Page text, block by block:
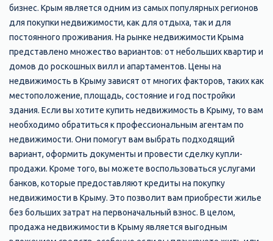
бизнес. Крым является одним из самых популярных регионов
для покупки недвижимости, как для отдыха, так и для
постоянного проживания. На рынке недвижимости Крыма
представлено множество вариантов: от небольших квартир и
домов до роскошных вилл и апартаментов. Цены на
недвижимость в Крыму зависят от многих факторов, таких как
местоположение, площадь, состояние и год постройки
здания. Если вы хотите купить недвижимость в Крыму, то вам
необходимо обратиться к профессиональным агентам по
недвижимости. Они помогут вам выбрать подходящий
вариант, оформить документы и провести сделку купли-
продажи. Кроме того, вы можете воспользоваться услугами
банков, которые предоставляют кредиты на покупку
недвижимости в Крыму. Это позволит вам приобрести жилье
без больших затрат на первоначальный взнос. В целом,
продажа недвижимости в Крыму является выгодным